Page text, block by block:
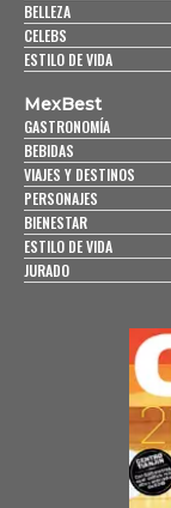
BELLEZA
CELEBS
ESTILO DE VIDA
MexBest
GASTRONOMÍA
BEBIDAS
VIAJES Y DESTINOS
PERSONAJES
BIENESTAR
ESTILO DE VIDA
JURADO